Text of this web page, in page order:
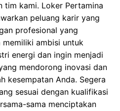
tim kami. Loker Pertamina
peluang karir yang
profesional yang
memiliki ambisi untuk
energi dan ingin menjadi
mendorong inovasi dan
kesempatan Anda. Segera
sesuai dengan kualifikasi
sama menciptakan